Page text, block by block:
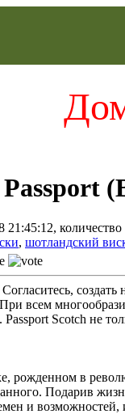
21:45:12,
, шотландский
Согласитесь,
всем
Scotch не
рожденном в
Подарив
и возможностей,